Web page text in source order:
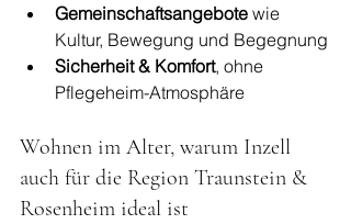
Gemeinschaftsangebote wie
Kultur, Bewegung und Begegnung
Sicherheit & Komfort, ohne
Pflegeheim-Atmosphäre
Wohnen im Alter, warum Inzell
auch für die Region Traunstein &
Rosenheim ideal ist